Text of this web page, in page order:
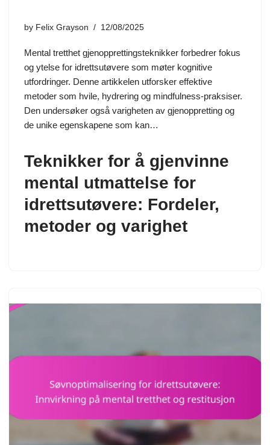
by Felix Grayson 12/08/2025
Mental tretthet gjenopprettingsteknikker forbedrer fokus
og ytelse for idrettsutøvere som møter kognitive
utfordringer. Denne artikkelen utforsker effektive
metoder som hvile, hydrering og mindfulness-praksiser.
Den undersøker også varigheten av gjenoppretting og
de unike egenskapene som kan…
Teknikker for å gjenvinne
mental utmattelse for
idrettsutøvere: Fordeler,
metoder og varighet